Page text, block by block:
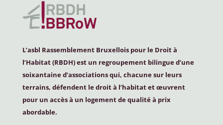
L’asbl Rassemblement Bruxellois pour le Droit à
l’Habitat (RBDH) est un regroupement bilingue d’une
soixantaine d’associations qui, chacune sur leurs
terrains, défendent le droit à l’habitat et œuvrent
pour un accès à un logement de qualité à prix
abordable.